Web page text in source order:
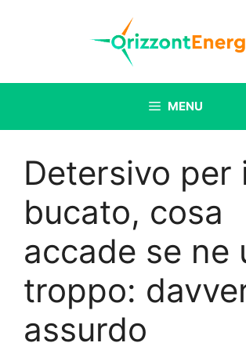
MENU
Detersivo per
bucato, cosa
accade se ne
troppo:
assurdo